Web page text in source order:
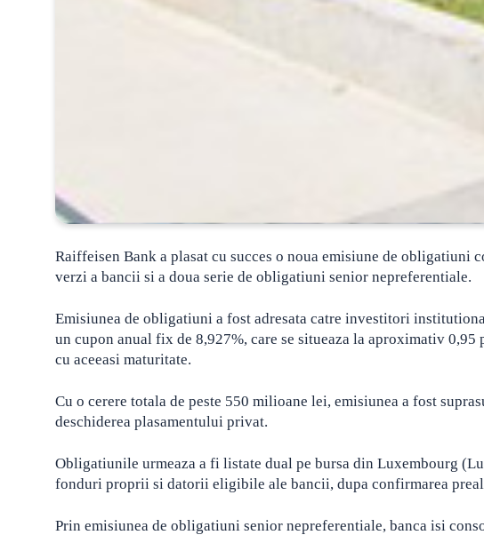
Raiffeisen Bank a plasat cu succes o noua emisiune de
verzi a bancii si a doua serie de obligatiuni senior nepreferentiale.
Emisiunea de obligatiuni a fost adresata catre investitori
un cupon anual fix de 8,927%, care se situeaza la aproximativ
cu aceeasi maturitate.
Cu o cerere totala de peste 550 milioane lei, emisiunea a fost
deschiderea plasamentului privat.
Obligatiunile urmeaza a fi listate dual pe bursa din Luxembourg
fonduri proprii si datorii eligibile ale bancii, dupa confirmarea
Prin emisiunea de obligatiuni senior nepreferentiale, banca isi